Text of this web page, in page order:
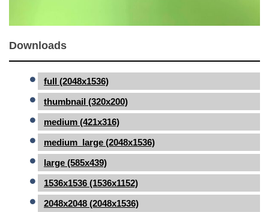
Downloads
full (2048x1536)
thumbnail (320x200)
medium (421x316)
medium_large (2048x1536)
large (585x439)
1536x1536 (1536x1152)
2048x2048 (2048x1536)